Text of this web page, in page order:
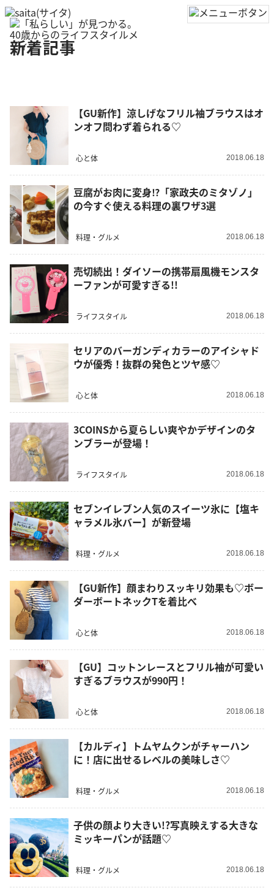
新着記事
【GU新作】涼しげなフリル袖ブラウスはオ
ンオフ問わず着られる♡
心と体 2018.06.18
豆腐がお肉に変身⁉︎「家政夫のミタゾノ」
の今すぐ使える料理の裏ワザ3選
料理・グルメ 2018.06.18
売切続出！ダイソーの携帯扇風機モンスタ
ーファンが可愛すぎる!!
ライフスタイル 2018.06.18
セリアのバーガンディカラーのアイシャド
ウが優秀！抜群の発色とツヤ感♡
心と体 2018.06.18
3COINSから夏らしい爽やかデザインのタ
ンブラーが登場！
ライフスタイル 2018.06.18
セブンイレブン人気のスイーツ氷に【塩キ
ャラメル氷バー】が新登場
料理・グルメ 2018.06.18
【GU新作】顔まわりスッキリ効果も♡ボー
ダーボートネックTを着比べ
心と体 2018.06.18
【GU】コットンレースとフリル袖が可愛い
すぎるブラウスが990円！
心と体 2018.06.18
【カルディ】トムヤムクンがチャーハン
に！店に出せるレベルの美味しさ♡
料理・グルメ 2018.06.18
子供の顔より大きい!?写真映えする大きな
ミッキーパンが話題♡
料理・グルメ 2018.06.18